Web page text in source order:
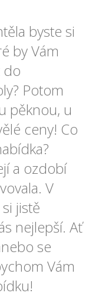
byste si
by Vám
do
Potom
pěknou, u
ceny! Co
a ozdobí
V
jistě
nejlepší. Ať
se
Vám